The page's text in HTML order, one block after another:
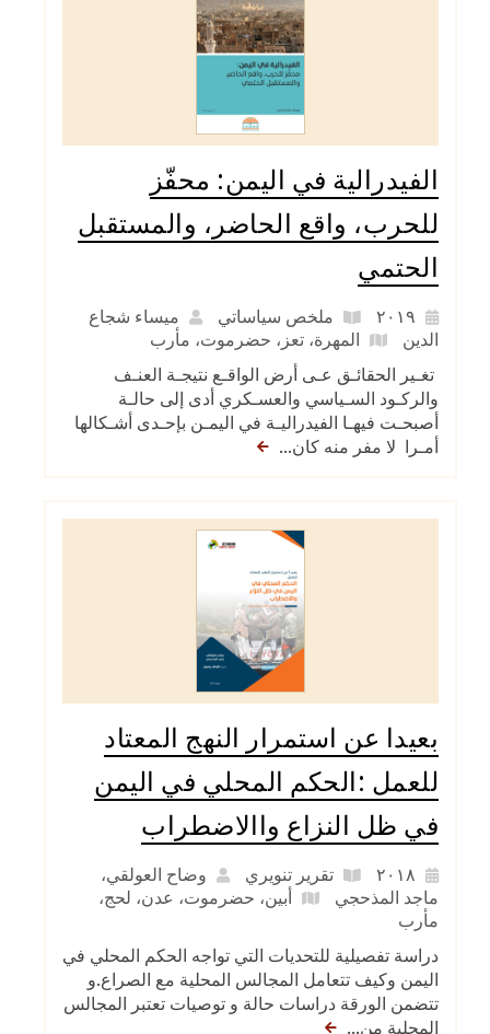
الفيدرالية في اليمن: محفّز
للحرب، واقع الحاضر، والمستقبل
الحتمي
ملخص سياساتي
ميساء شجاع
الدين
المهرة، تعز ، حضرموت، مأرب
تغـير الحقائـق عـى أرض الواقـع نتيجـة العنـف
والركـود السـياسي والعسـكري أدى إلى حالـة
أصبحـت فيهـا الفيدراليـة في اليمـن بإحـدى أشـكالها
أمـرا لا مفر منه كان...
بعيدا عن استمرار النهج المعتاد
للعمل :الحكم المحلي في اليمن
في ظل النزاع واالاضطراب
تقرير تنويري
وضاح العولقي،
ماجد المذحجي
أبين، حضرموت، عدن، لحج،
مأرب
دراسة تفصيلية للتحديات التي تواجه الحكم المحلي في
اليمن وكيف تتعامل المجالس المحلية مع الصراع.و
تتضمن الورقة دراسات حالة و توصيات تعتبر المجالس
المحلية من...